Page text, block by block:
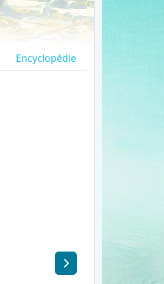
Encyclopédie